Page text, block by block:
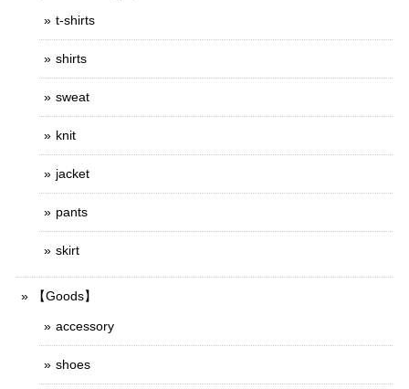
t-shirts
shirts
sweat
knit
jacket
pants
skirt
【Goods】
accessory
shoes